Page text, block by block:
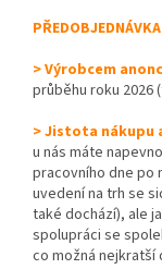
PŘEDOBJEDNÁVKA
> Výrobcem
průběhu roku 2026
> Jistota
u nás máte
pracovního dne po
uvedení na trh se
také dochází), ale
spolupráci se
co možná nejkratší